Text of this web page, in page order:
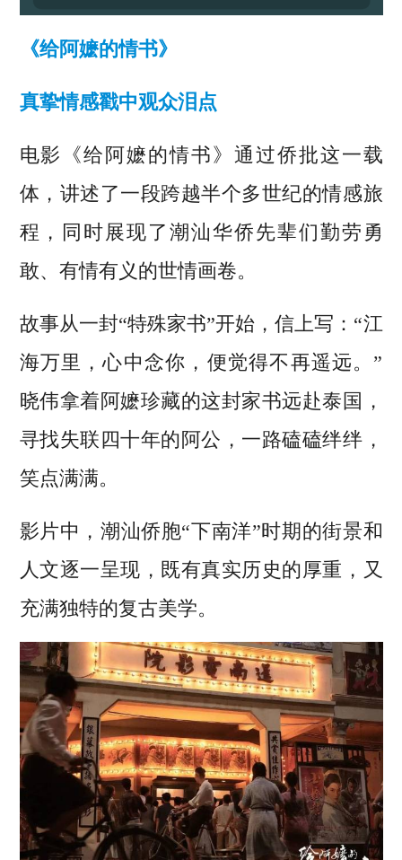
《给阿嬷的情书》
真挚情感戳中观众泪点
电影《给阿嬷的情书》通过侨批这一载
体，讲述了一段跨越半个多世纪的情感旅
程，同时展现了潮汕华侨先辈们勤劳勇
敢、有情有义的世情画卷。
故事从一封“特殊家书”开始，信上写：“江
海万里，心中念你，便觉得不再遥远。”
晓伟拿着阿嬷珍藏的这封家书远赴泰国，
寻找失联四十年的阿公，一路磕磕绊绊，
笑点满满。
影片中，潮汕侨胞“下南洋”时期的街景和
人文逐一呈现，既有真实历史的厚重，又
充满独特的复古美学。